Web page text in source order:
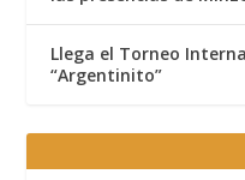
Llega el Torneo
“Argentinito”